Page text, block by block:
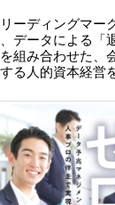
ーディングマー
データによる「
組み合わせた、
る人的資本経営